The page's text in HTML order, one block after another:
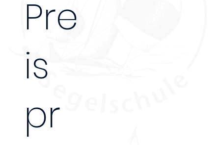
Pre
is
pr